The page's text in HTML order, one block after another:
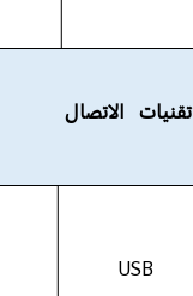
تقنيات الاتصال
USB